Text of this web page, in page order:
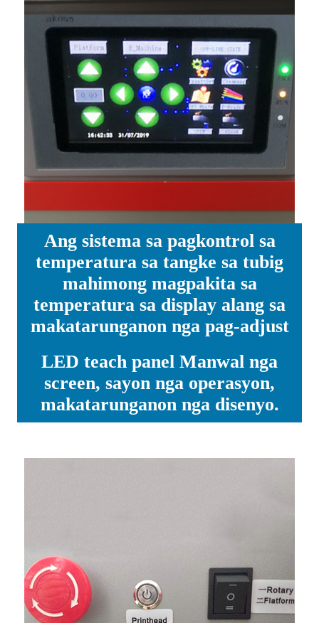
Ang sistema sa pagkontrol sa
temperatura sa tangke sa tubig
mahimong magpakita sa
temperatura sa display alang sa
makatarunganon nga pag-adjust
LED teach panel Manwal nga
screen, sayon ​​nga operasyon,
makatarunganon nga disenyo.